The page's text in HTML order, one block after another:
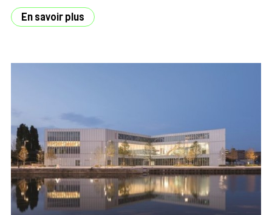
En savoir plus